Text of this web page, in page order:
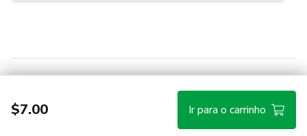
$7.00 Ir para o carrinho
Hotmart — 2011-2026 © Todos os direitos reservados.